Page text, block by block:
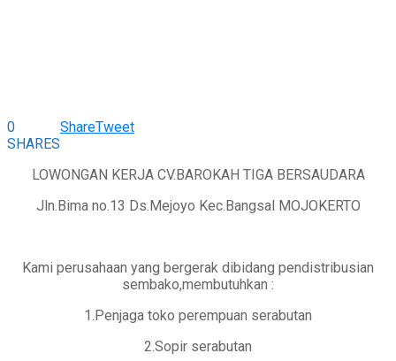
0
SHARES
ShareTweet
LOWONGAN KERJA CV.BAROKAH TIGA BERSAUDARA
Jln.Bima no.13 Ds.Mejoyo Kec.Bangsal MOJOKERTO
Kami perusahaan yang bergerak dibidang pendistribusian
sembako,membutuhkan :
1.Penjaga toko perempuan serabutan
2.Sopir serabutan